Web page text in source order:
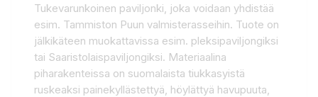
Tukevarunkoinen paviljonki, joka voidaan yhdistää
esim. Tammiston Puun valmisterasseihin. Tuote on
jälkikäteen muokattavissa esim. pleksipaviljongiksi
tai Saaristolaispaviljongiksi. Materiaalina
piharakenteissa on suomalaista tiukkasyistä
ruskeaksi painekyllästettyä, höylättyä havupuuta,